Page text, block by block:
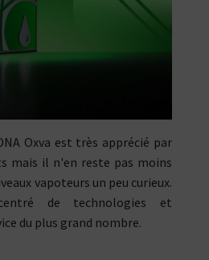
Oxva est très apprécié par
mais il n'en reste pas moins
vapoteurs un peu curieux.
de technologies et
du plus grand nombre.